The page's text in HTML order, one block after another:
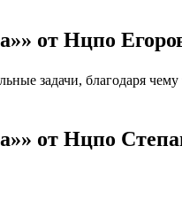
от Нцпо
задачи, благодаря чему
от Нцпо